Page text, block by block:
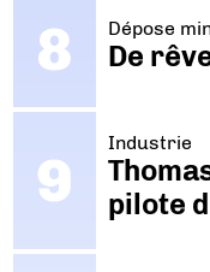
Dépose
De
Industrie
pilote